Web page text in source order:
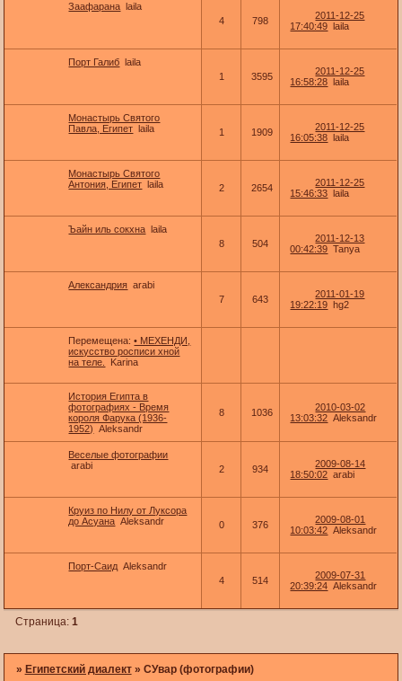
Заафарана laila
4
798
2011-12-25
17:40:49 laila
Порт Галиб laila
1
3595
2011-12-25
16:58:28 laila
Монастырь Святого
Павла, Египет laila 1 1909
2011-12-25
16:05:38 laila
Монастырь Святого
Антония, Египет laila 2 2654
2011-12-25
15:46:33 laila
Ъайн иль сокхна laila
8
504
2011-12-13
00:42:39 Tanya
Александрия arabi
7
643
2011-01-19
19:22:19 hg2
Перемещена: • МЕХЕНДИ,
искусство росписи хной
на теле.
Karina
История Египта в
фотографиях - Время
короля Фарука (1936-
1952)
Aleksandr
8 1036
2010-03-02
13:03:32 Aleksandr
Веселые фотографии
arabi
2 934
2009-08-14
18:50:02 arabi
Круиз по Нилу от Луксора
до Асуана Aleksandr 0 376
2009-08-01
10:03:42 Aleksandr
Порт-Саид Aleksandr
4
514
2009-07-31
20:39:24 Aleksandr
Страница: 1
» Египетский диалект » СУвар (фотографии)